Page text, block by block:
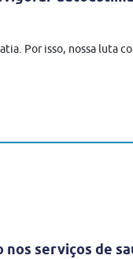
Por isso, nossa luta
serviços de